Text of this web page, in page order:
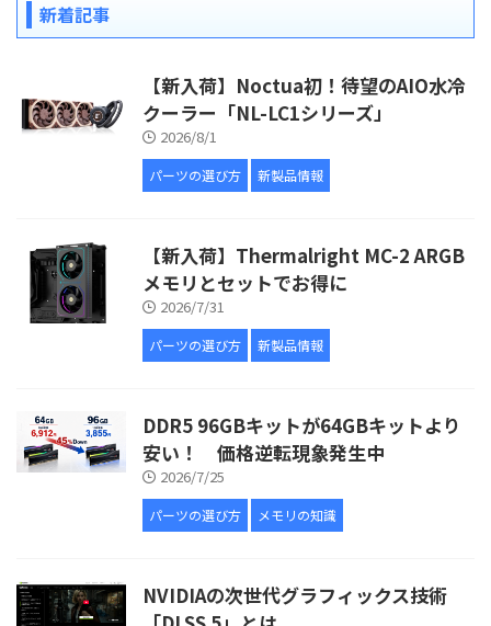
新着記事
【新入荷】Noctua初！待望のAIO水冷
クーラー「NL-LC1シリーズ」
2026/8/1
パーツの選び方 新製品情報
【新入荷】Thermalright MC-2 ARGB
メモリとセットでお得に
2026/7/31
パーツの選び方 新製品情報
DDR5 96GBキットが64GBキットより
安い！ 価格逆転現象発生中
2026/7/25
パーツの選び方 メモリの知識
NVIDIAの次世代グラフィックス技術